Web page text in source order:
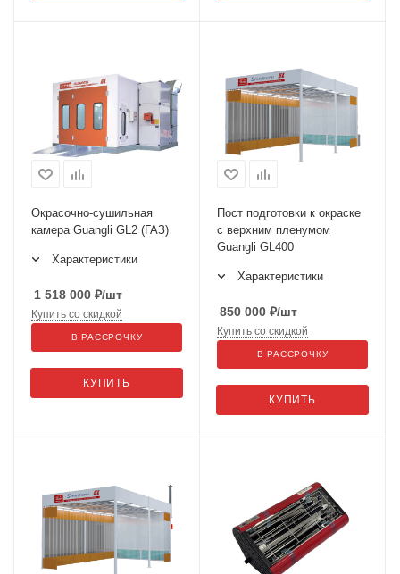
Окрасочно-сушильная
камера Guangli GL2 (ГАЗ)
Характеристики
1 518 000 ₽/шт
КУПИТЬ
Купить со скидкой
В РАССРОЧКУ
Пост подготовки к окраске
с верхним пленумом
Guangli GL400
Характеристики
850 000 ₽/шт
КУПИТЬ
Купить со скидкой
В РАССРОЧКУ